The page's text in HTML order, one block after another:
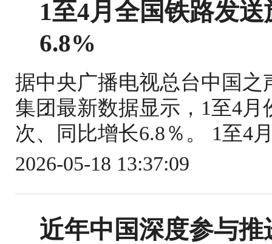
1至4月全国铁路发
6.8%
据中央广播电视总台中国
集团最新数据显示，1至4月
次、同比增长6.8％。 1至4
2026-05-18 13:37:09
近年中国深度参与